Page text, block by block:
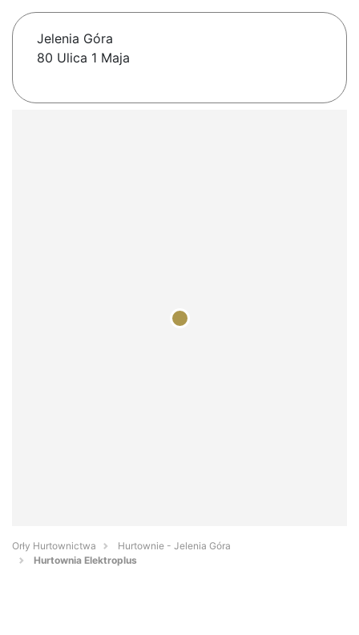
Jelenia Góra
80 Ulica 1 Maja
Orły Hurtownictwa
Hurtownie - Jelenia Góra
Hurtownia Elektroplus